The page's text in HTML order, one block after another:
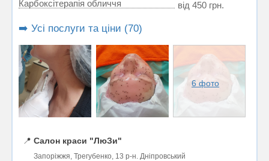
Карбоксітерапія обличчя від 450 грн.
➡️ Усі послуги та ціни (70)
6 фото
📍 Салон краси "ЛюЗи"
Запоріжжя, Трегубенко, 13 р-н. Дніпровський